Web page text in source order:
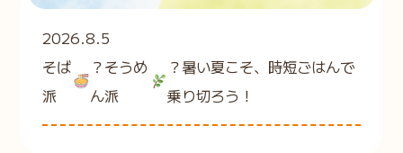
2026.8.5
そば
派
？そうめ
ん派
？暑い夏こそ、時短ごはんで
乗り切ろう！